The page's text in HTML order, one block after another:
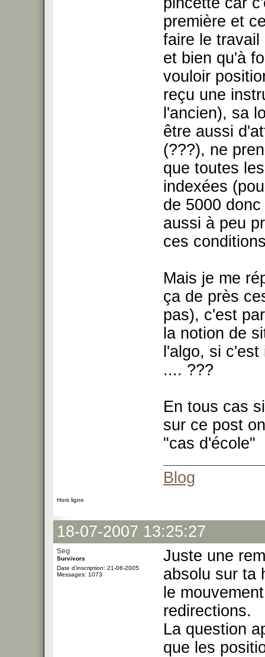
première et
faire le
et bien qu'à
vouloir
reçu une
l'ancien), sa
être aussi
(???), ne
que toutes
indexées
de 5000
aussi à peu
ces
Mais je me
ça de près
pas), c'est
la notion de
l'algo, si
.... ???
En tous cas
sur ce post
"cas d'école"
Blog
Hors ligne
18-07-2007 13:25:27
Seg
Survivors
Date d'inscription: 21-06-2005
Messages: 1073
Juste une
absolu sur ta
le
redirections.
La question
que les